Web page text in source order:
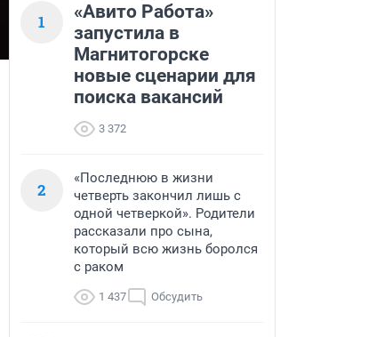
1
«Авито Работа»
запустила в
Магнитогорске
новые сценарии для
поиска вакансий
3 372
2
«Последнюю в жизни
четверть закончил лишь с
одной четверкой». Родители
рассказали про сына,
который всю жизнь боролся
с раком
1 437 Обсудить